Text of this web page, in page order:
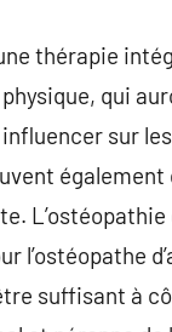
thérapie
qui
sur
suffisant à